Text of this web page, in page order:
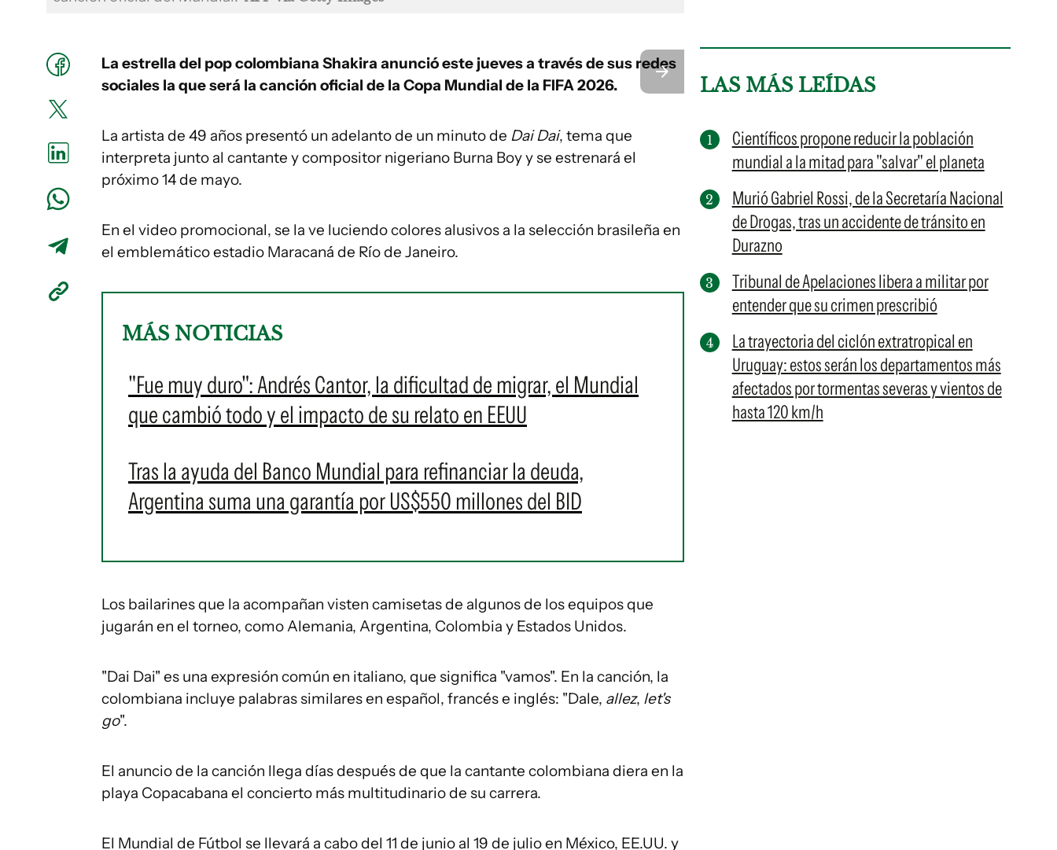
La estrella del pop colombiana Shakira anunció este jueves a través de sus redes
sociales la que será la canción oficial de la Copa Mundial de la FIFA 2026.
La artista de 49 años presentó un adelanto de un minuto de Dai Dai, tema que
interpreta junto al cantante y compositor nigeriano Burna Boy y se estrenará el
próximo 14 de mayo.
En el video promocional, se la ve luciendo colores alusivos a la selección brasileña en
el emblemático estadio Maracaná de Río de Janeiro.
MÁS NOTICIAS
"Fue muy duro": Andrés Cantor, la dificultad de migrar, el Mundial
que cambió todo y el impacto de su relato en EEUU
Tras la ayuda del Banco Mundial para refinanciar la deuda,
Argentina suma una garantía por US$550 millones del BID
Los bailarines que la acompañan visten camisetas de algunos de los equipos que
jugarán en el torneo, como Alemania, Argentina, Colombia y Estados Unidos.
"Dai Dai" es una expresión común en italiano, que significa "vamos". En la canción, la
colombiana incluye palabras similares en español, francés e inglés: "Dale, allez, let's
go".
El anuncio de la canción llega días después de que la cantante colombiana diera en la
playa Copacabana el concierto más multitudinario de su carrera.
El Mundial de Fútbol se llevará a cabo del 11 de junio al 19 de julio en México, EE.UU. y
LAS MÁS LEÍDAS
Científicos propone reducir la población
mundial a la mitad para "salvar" el planeta
Murió Gabriel Rossi, de la Secretaría Nacional
de Drogas, tras un accidente de tránsito en
Durazno
Tribunal de Apelaciones libera a militar por
entender que su crimen prescribió
La trayectoria del ciclón extratropical en
Uruguay: estos serán los departamentos más
afectados por tormentas severas y vientos de
hasta 120 km/h